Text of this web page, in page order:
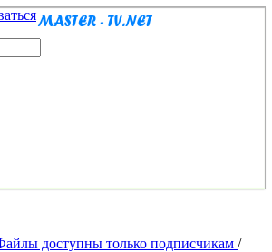
доступны только подписчикам /